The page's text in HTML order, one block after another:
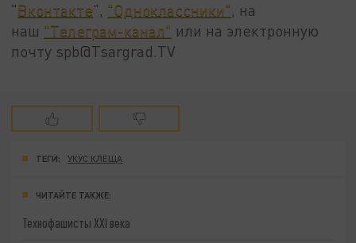
"Вконтакте", "Одноклассники", на
наш "Телеграм-канал" или на электронную
почту spb@Tsargrad.TV
ТЕГИ: УКУС КЛЕЩА
ЧИТАЙТЕ ТАКЖЕ:
Технофашисты XXI века